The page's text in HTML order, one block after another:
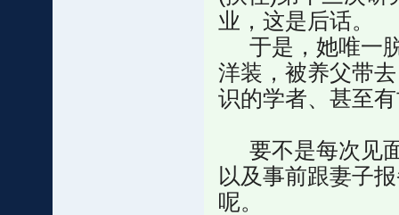
业，这是后话。
于是，她唯一
洋装，被养父带
识的学者、甚至
要不是每次见
以及事前跟妻子
呢。